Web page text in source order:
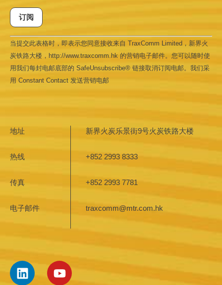
Constant
Contact
Use.
Please
leave
this field
blank.
当提交此表格时，即表示您同意接收来自 TraxComm Limited，新界火
炭铁路大楼，http://www.traxcomm.hk 的营销电子邮件。您可以随时使
用我们每封电邮底部的 SafeUnsubscribe® 链接取消订阅电邮。我们采
用 Constant Contact 发送营销电邮
地址 新界火炭乐景街9号火炭铁路大楼
热线 +852 2993 8333
传真 +852 2993 7781
电子邮件 traxcomm@mtr.com.hk